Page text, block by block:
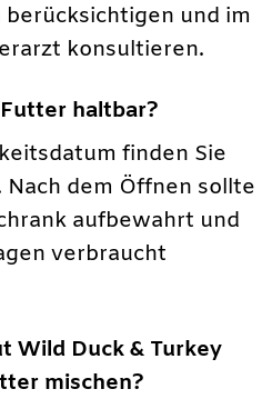
und im
konsultieren.
haltbar?
finden Sie
dem Öffnen sollte
aufbewahrt und
verbraucht
Wild Duck & Turkey
mischen?